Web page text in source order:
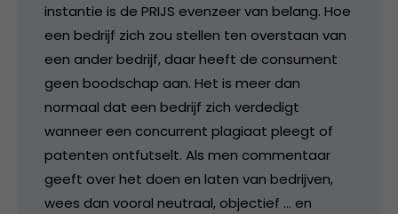
instantie is de PRIJS evenzeer van belang. Hoe
een bedrijf zich zou stellen ten overstaan van
een ander bedrijf, daar heeft de consument
geen boodschap aan. Het is meer dan
normaal dat een bedrijf zich verdedigt
wanneer een concurrent plagiaat pleegt of
patenten ontfutselt. Als men commentaar
geeft over het doen en laten van bedrijven,
wees dan vooral neutraal, objectief … en